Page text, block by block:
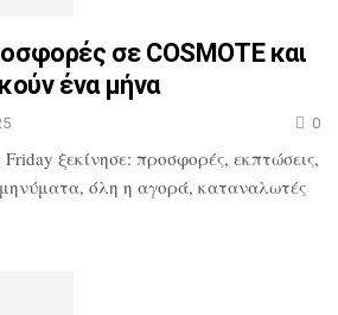
σε COSMOTE και
ένα μήνα
0
ξεκίνησε: προσφορές, εκπτώσεις,
όλη η αγορά, καταναλωτές